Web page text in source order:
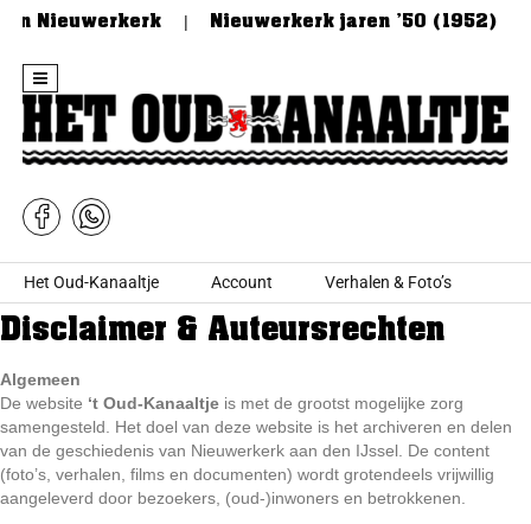
Nieuwerkerk Nieuwerkerk jaren ’50 (1952)
Skip to content
Het Oud-Kanaaltje Account Verhalen & Foto’s
Disclaimer & Auteursrechten
Algemeen
De website ‘t Oud-Kanaaltje is met de grootst mogelijke zorg
samengesteld. Het doel van deze website is het archiveren en delen
van de geschiedenis van Nieuwerkerk aan den IJssel. De content
(foto’s, verhalen, films en documenten) wordt grotendeels vrijwillig
aangeleverd door bezoekers, (oud-)inwoners en betrokkenen.